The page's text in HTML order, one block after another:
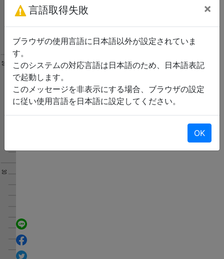
言語取得失敗 ×
ブラウザの使用言語に日本語以外が設定されていま
す。
このシステムの対応言語は日本語のため、日本語表記
で起動します。
このメッセージを非表示にする場合、ブラウザの設定
に従い使用言語を日本語に設定してください。
OK